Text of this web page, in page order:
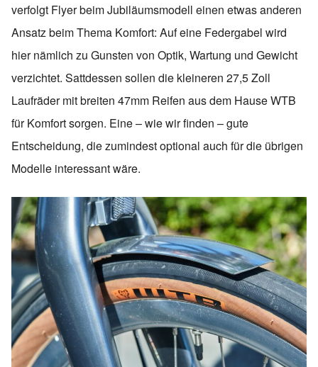
verfolgt Flyer beim Jubiläumsmodell einen etwas anderen
Ansatz beim Thema Komfort: Auf eine Federgabel wird
hier nämlich zu Gunsten von Optik, Wartung und Gewicht
verzichtet. Sattdessen sollen die kleineren 27,5 Zoll
Laufräder mit breiten 47mm Reifen aus dem Hause WTB
für Komfort sorgen. Eine – wie wir finden – gute
Entscheidung, die zumindest optional auch für die übrigen
Modelle interessant wäre.